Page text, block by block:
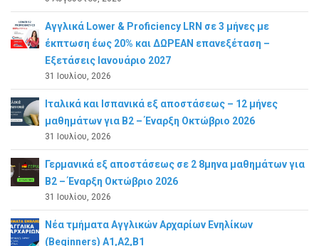
Αγγλικά Lower & Proficiency LRN σε 3 μήνες με
έκπτωση έως 20% και ΔΩΡΕΑΝ επανεξέταση –
Εξετάσεις Ιανουάριο 2027
31 Ιουλίου, 2026
Ιταλικά και Ισπανικά εξ αποστάσεως – 12 μήνες
μαθημάτων για B2 – Έναρξη Οκτώβριο 2026
31 Ιουλίου, 2026
Γερμανικά εξ αποστάσεως σε 2 8μηνα μαθημάτων για
Β2 – Έναρξη Οκτώβριο 2026
31 Ιουλίου, 2026
Νέα τμήματα Αγγλικών Αρχαρίων Ενηλίκων
(Beginners) A1,A2,B1